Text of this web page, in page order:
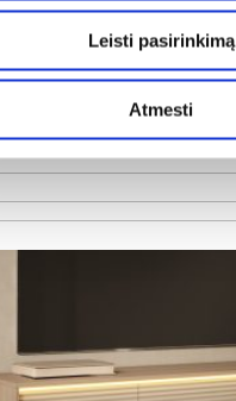
Leisti pasirinkimą
Atmesti
169€
Į krepšelį